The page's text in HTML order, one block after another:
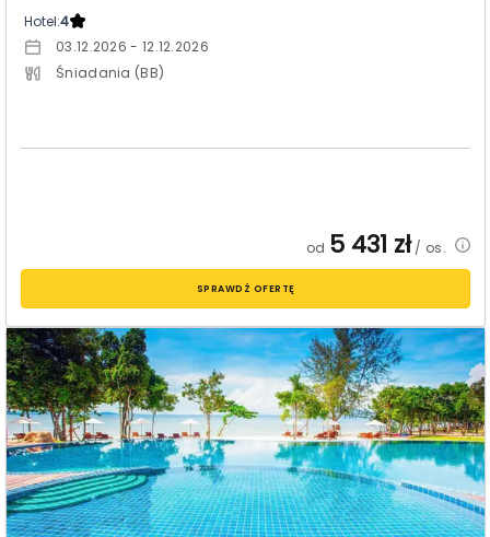
Hotel:4
03.12.2026 - 12.12.2026
Śniadania (BB)
od 5 431 zł/ os.
SPRAWDŹ OFERTĘ